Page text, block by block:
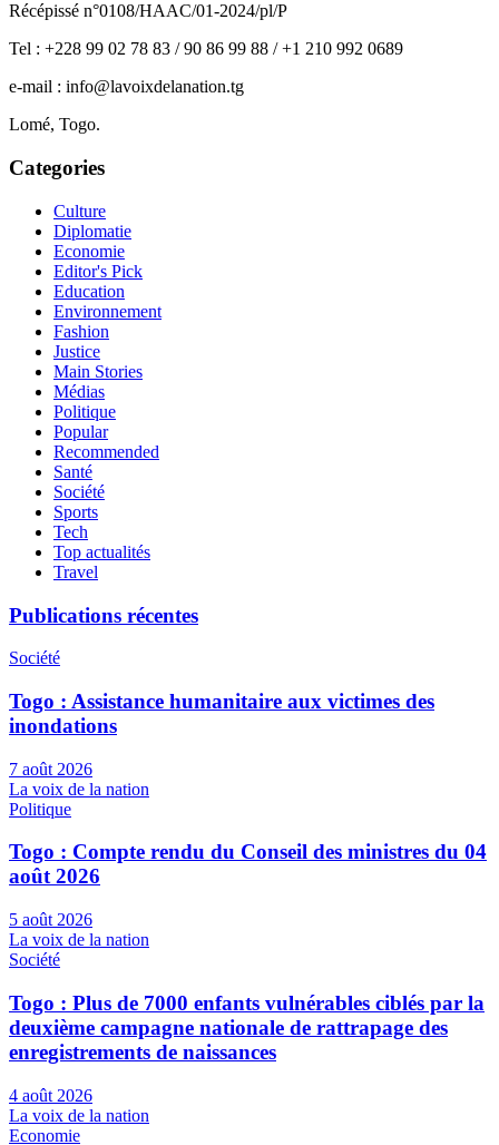
Récépissé n°0108/HAAC/01-2024/pl/P
Tel : +228 99 02 78 83 / 90 86 99 88 / +1 210 992 0689
e-mail : info@lavoixdelanation.tg
Lomé, Togo.
Categories
Culture
Diplomatie
Economie
Editor's Pick
Education
Environnement
Fashion
Justice
Main Stories
Médias
Politique
Popular
Recommended
Santé
Société
Sports
Tech
Top actualités
Travel
Publications récentes
Société
Togo : Assistance humanitaire aux victimes des
inondations
7 août 2026
La voix de la nation
Politique
Togo : Compte rendu du Conseil des ministres du 04
août 2026
5 août 2026
La voix de la nation
Société
Togo : Plus de 7000 enfants vulnérables ciblés par la
deuxième campagne nationale de rattrapage des
enregistrements de naissances
4 août 2026
La voix de la nation
Economie